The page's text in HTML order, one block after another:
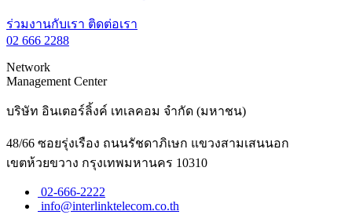
ร่วมงานกับเรา ติดต่อเรา
02 666 2288
Network
Management Center
บริษัท อินเตอร์ลิ้งค์ เทเลคอม จำกัด (มหาชน)
48/66 ซอยรุ่งเรือง ถนนรัชดาภิเษก แขวงสามเสนนอก
เขตห้วยขวาง กรุงเทพมหานคร 10310
02-666-2222
info@interlinktelecom.co.th